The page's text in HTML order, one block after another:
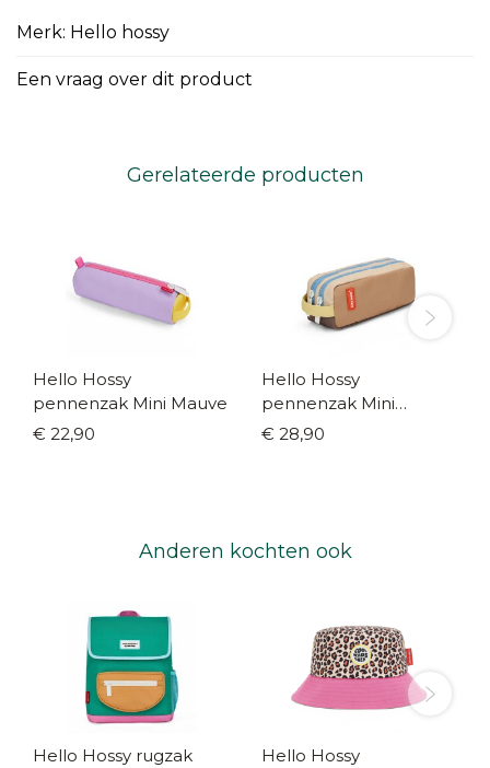
Merk: Hello hossy
Een vraag over dit product
Gerelateerde producten
Hello Hossy
pennenzak Mini Mauve
€ 22,90
Hello Hossy
pennenzak Mini
Walnut
€ 28,90
Anderen kochten ook
Hello Hossy rugzak
Hello Hossy